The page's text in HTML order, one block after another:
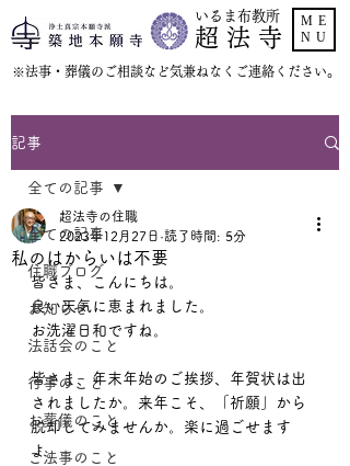
いるま布教所
超 法 寺
​※法事・葬儀のご相談など気兼ねなくご連絡ください。
ME
NU
記事
全ての記事
住職ブログ
お知らせ
法話会のこと
行事のこと
お葬儀のこと
ご法事のこと
全ての記事
私のはからいは不要
超法寺の住職
2023年12月27日 読了時間: 5分
皆さま、こんにちは。
良い天気に恵まれました。
お洗濯日和ですね。
皆さま、年末年始のご挨拶、年賀状は出
されましたか。来年こそ、「祈願」から
脱却してみませんか。楽に過ごせます
よ。